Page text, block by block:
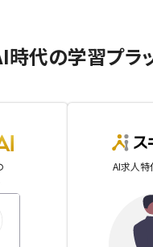
時代の学習プラ
skillupai
AI求人特